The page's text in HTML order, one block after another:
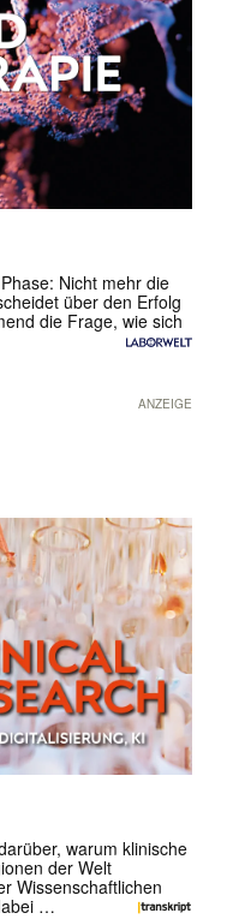
Nicht mehr die
über den Erfolg
die Frage, wie sich
ANZEIGE
warum klinische
der Welt
Wissenschaftlichen
…